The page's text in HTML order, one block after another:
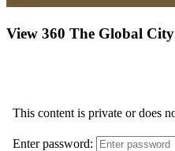
View 360 The Global City